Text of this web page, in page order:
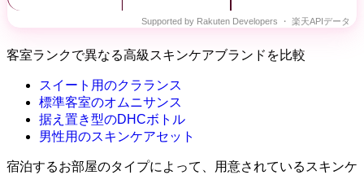
客室ランクで異なる高級スキンケアブランドを比較
スイート用のクラランス
標準客室のオムニサンス
据え置き型のDHCボトル
男性用のスキンケアセット
宿泊するお部屋のタイプによって、用意されているスキンケ